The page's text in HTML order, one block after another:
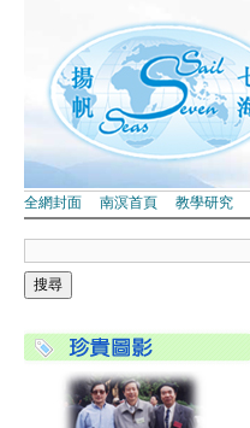
全網封面 南溟首頁 教學研究